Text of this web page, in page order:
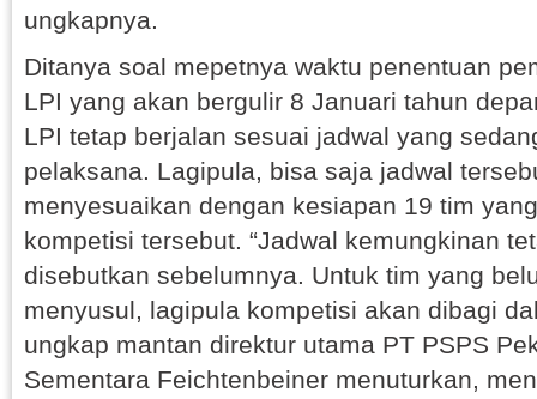
ungkapnya.
Ditanya soal mepetnya waktu penentuan
LPI yang akan bergulir 8 Januari tahun
LPI tetap berjalan sesuai jadwal yang
pelaksana. Lagipula, bisa saja jadwal
menyesuaikan dengan kesiapan 19 tim
kompetisi tersebut. “Jadwal kemungkinan
disebutkan sebelumnya. Untuk tim yang
menyusul, lagipula kompetisi akan dibagi
ungkap mantan direktur utama PT PSPS
Sementara Feichtenbeiner menuturkan,